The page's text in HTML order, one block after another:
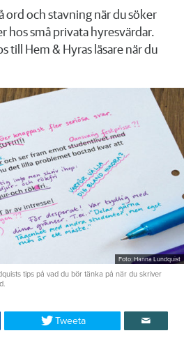
ord och stavning när du söker
hos små privata hyresvärdar.
till Hem & Hyras läsare när du
Foto: Hanna Lundquist
tips på vad du bör tänka på när du skriver
Tweeta